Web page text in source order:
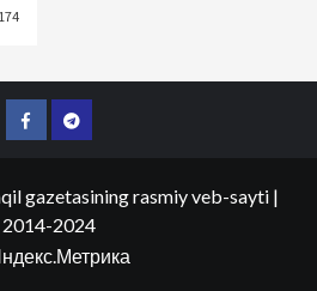
174
FacebookTelegram
gazetasining rasmiy veb-sayti |
2014-2024